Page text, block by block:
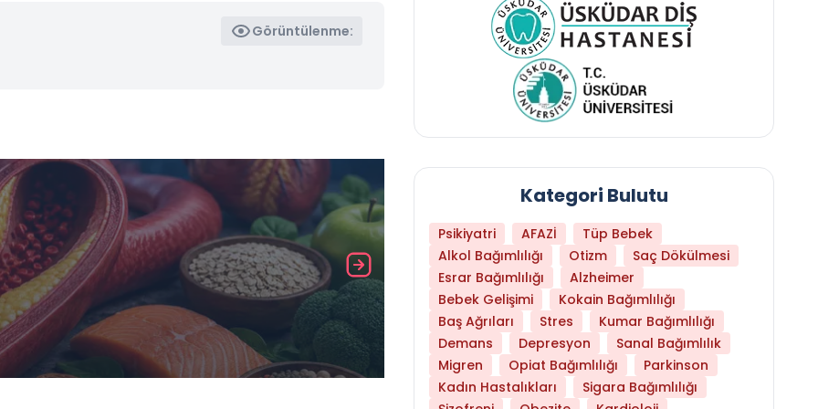
Görüntülenme:
Daha Az Protein Tüketmek Yaşlanmayı
Kategori Bulutu
Psikiyatri AFAZİ
Tüp Bebek
Alkol Bağımlılığı
Otizm
Saç Dökülmesi
Esrar Bağımlılığı
Alzheimer
Bebek Gelişimi
Kokain Bağımlılığı
Baş Ağrıları
Stres
Kumar Bağımlılığı
Demans
Depresyon
Sanal Bağımlılık
Migren
Opiat Bağımlılığı
Parkinson
Kadın Hastalıkları
Sigara Bağımlılığı